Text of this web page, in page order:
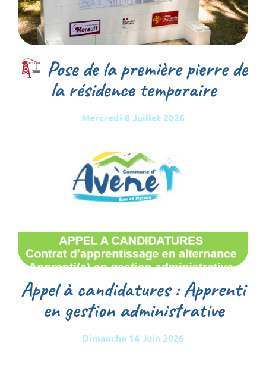
Pose de la première pierre de
la résidence temporaire
Mercredi 8 Juillet 2026
Appel à candidatures : Apprenti
en gestion administrative
Dimanche 14 Juin 2026